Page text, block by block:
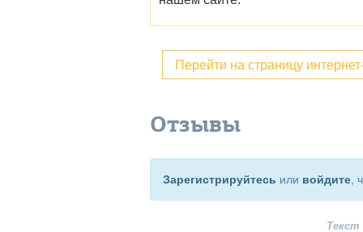
Перейти на страницу
Отзывы
Зарегистрируйтесь или войдите ,